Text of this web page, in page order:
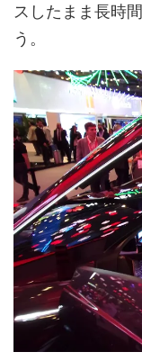
スしたまま長時
う。